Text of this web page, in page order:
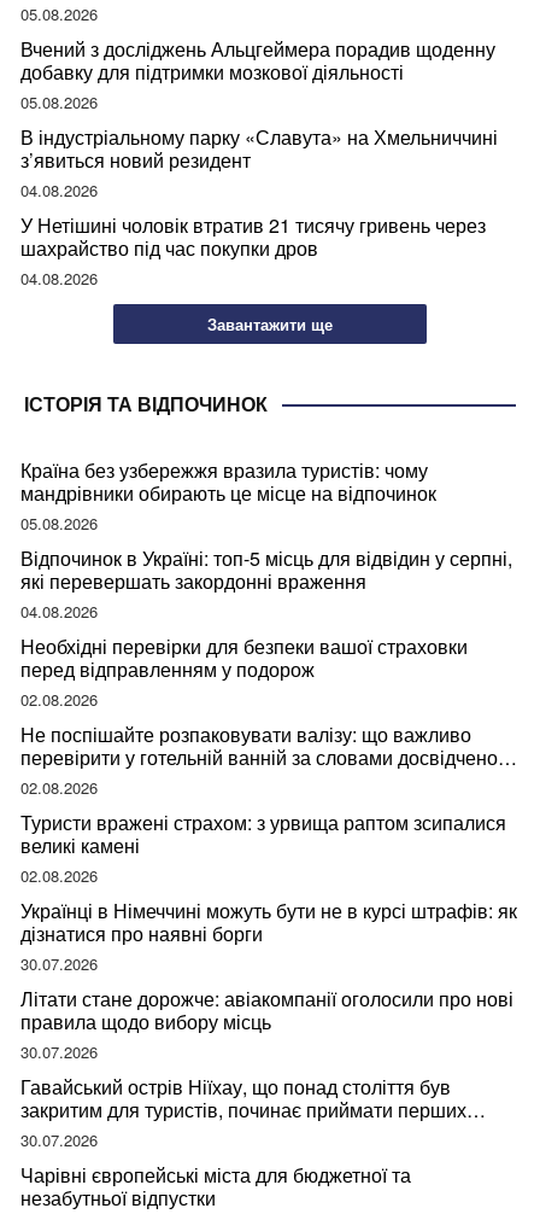
05.08.2026
Вчений з досліджень Альцгеймера порадив щоденну
добавку для підтримки мозкової діяльності
05.08.2026
В індустріальному парку «Славута» на Хмельниччині
з’явиться новий резидент
04.08.2026
У Нетішині чоловік втратив 21 тисячу гривень через
шахрайство під час покупки дров
04.08.2026
Завантажити ще
ІСТОРІЯ ТА ВІДПОЧИНОК
Країна без узбережжя вразила туристів: чому
мандрівники обирають це місце на відпочинок
05.08.2026
Відпочинок в Україні: топ-5 місць для відвідин у серпні,
які перевершать закордонні враження
04.08.2026
Необхідні перевірки для безпеки вашої страховки
перед відправленням у подорож
02.08.2026
Не поспішайте розпаковувати валізу: що важливо
перевірити у готельній ванній за словами досвідченої
мандрівниці
02.08.2026
Туристи вражені страхом: з урвища раптом зсипалися
великі камені
02.08.2026
Українці в Німеччині можуть бути не в курсі штрафів: як
дізнатися про наявні борги
30.07.2026
Літати стане дорожче: авіакомпанії оголосили про нові
правила щодо вибору місць
30.07.2026
Гавайський острів Ніїхау, що понад століття був
закритим для туристів, починає приймати перших
відвідувачів
30.07.2026
Чарівні європейські міста для бюджетної та
незабутньої відпустки